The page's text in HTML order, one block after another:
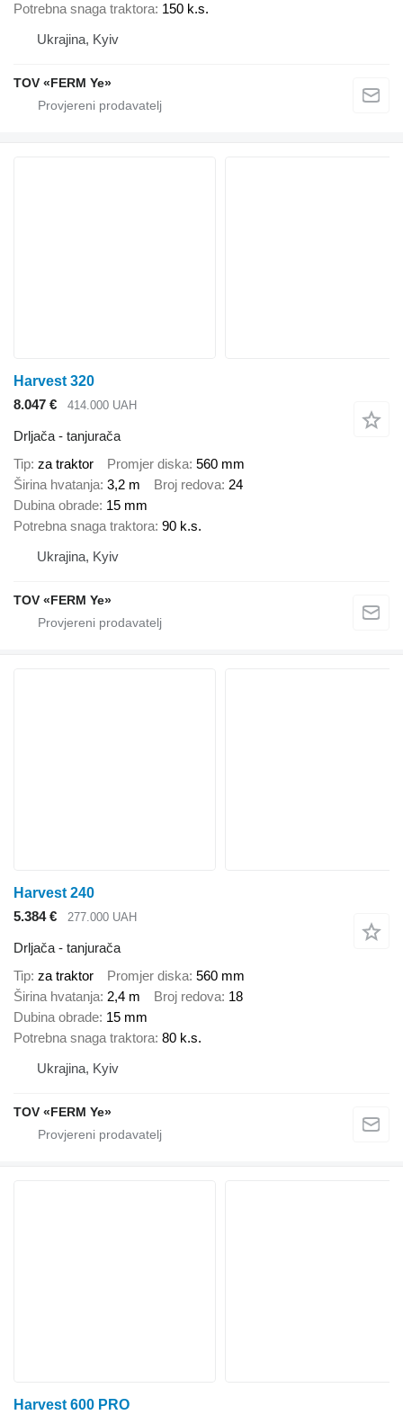
Potrebna snaga traktora 150 k.s.
Ukrajina, Kyiv
TOV «FERM Ye»
Harvest 320
8.047 €
414.000 UAH
Drljača - tanjurača
Tip za traktor Promjer diska 560 mm
Širina hvatanja 3,2 m Broj redova 24
Dubina obrade 15 mm
Potrebna snaga traktora 90 k.s.
Ukrajina, Kyiv
TOV «FERM Ye»
Harvest 240
5.384 €
277.000 UAH
Drljača - tanjurača
Tip za traktor Promjer diska 560 mm
Širina hvatanja 2,4 m Broj redova 18
Dubina obrade 15 mm
Potrebna snaga traktora 80 k.s.
Ukrajina, Kyiv
TOV «FERM Ye»
Harvest 600 PRO